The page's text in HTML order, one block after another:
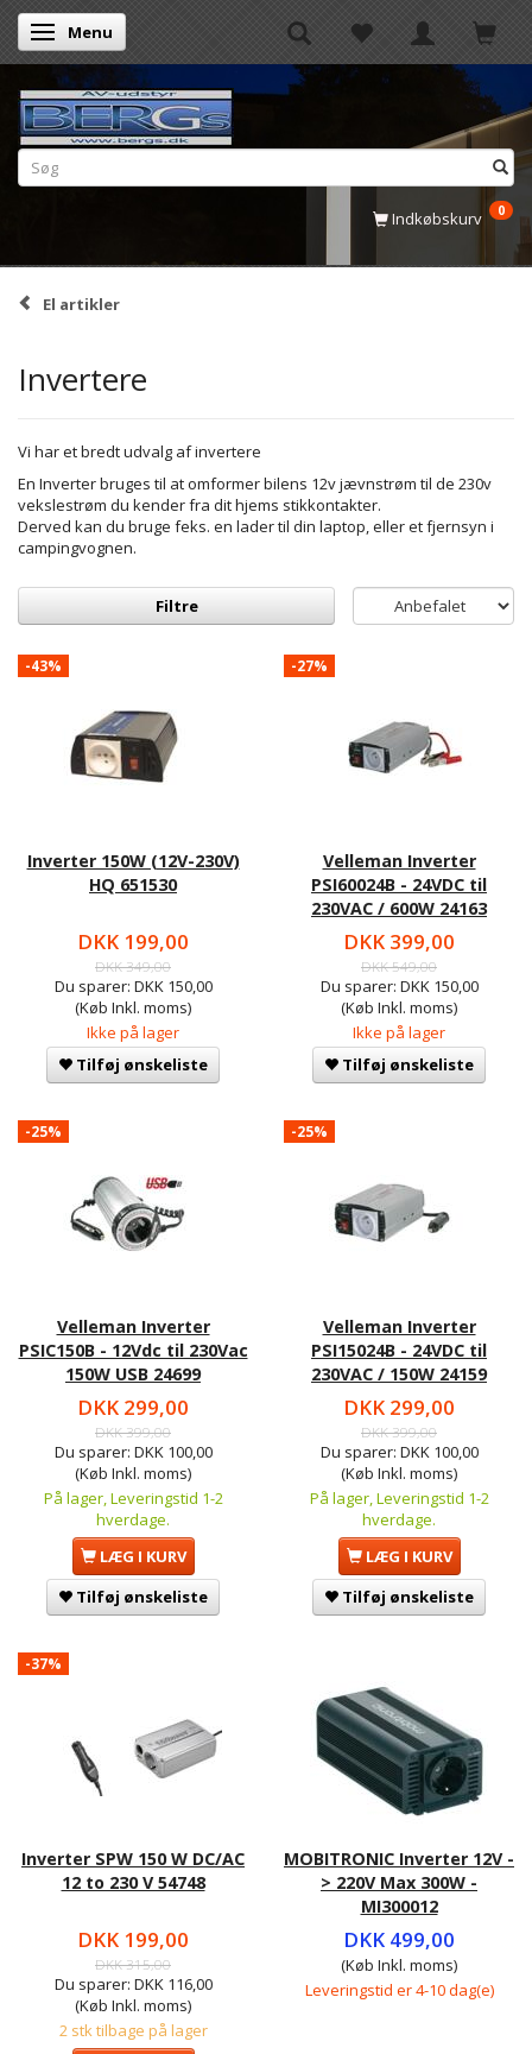
Skifte navigation
Menu
Indkøbskurv 0
El artikler
Invertere
Vi har et bredt udvalg af invertere
En Inverter bruges til at omformer bilens 12v jævnstrøm til de 230v
vekslestrøm du kender fra dit hjems stikkontakter.
Derved kan du bruge feks. en lader til din laptop, eller et fjernsyn i
campingvognen.
Filtre
-43%
Inverter 150W (12V-230V)
HQ 651530
DKK 199,00
DKK 349,00
Du sparer: DKK 150,00
(Køb Inkl. moms)
Ikke på lager
Tilføj ønskeliste
-27%
Velleman Inverter
PSI60024B - 24VDC til
230VAC / 600W 24163
DKK 399,00
DKK 549,00
Du sparer: DKK 150,00
(Køb Inkl. moms)
Ikke på lager
Tilføj ønskeliste
-25%
Velleman Inverter
PSIC150B - 12Vdc til 230Vac
150W USB 24699
DKK 299,00
DKK 399,00
Du sparer: DKK 100,00
(Køb Inkl. moms)
På lager, Leveringstid 1-2
hverdage.
LÆG I KURV
Tilføj ønskeliste
-25%
Velleman Inverter
PSI15024B - 24VDC til
230VAC / 150W 24159
DKK 299,00
DKK 399,00
Du sparer: DKK 100,00
(Køb Inkl. moms)
På lager, Leveringstid 1-2
hverdage.
LÆG I KURV
Tilføj ønskeliste
-37%
Inverter SPW 150 W DC/AC
12 to 230 V 54748
DKK 199,00
DKK 315,00
Du sparer: DKK 116,00
(Køb Inkl. moms)
2 stk tilbage på lager
MOBITRONIC Inverter 12V -
> 220V Max 300W -
MI300012
DKK 499,00
(Køb Inkl. moms)
Leveringstid er 4-10 dag(e)